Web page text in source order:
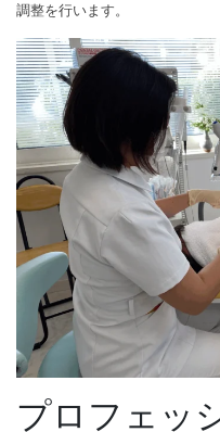
調整を行います。
プロフェッ